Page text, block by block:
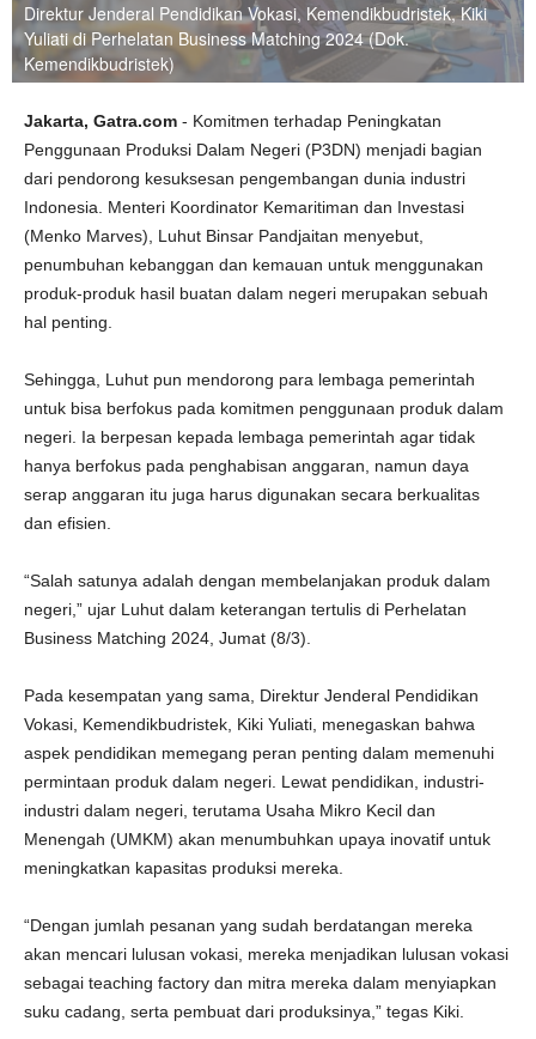
Direktur Jenderal Pendidikan Vokasi, Kemendikbudristek, Kiki
Yuliati di Perhelatan Business Matching 2024 (Dok.
Kemendikbudristek)
Jakarta, Gatra.com - Komitmen terhadap Peningkatan
Penggunaan Produksi Dalam Negeri (P3DN) menjadi bagian
dari pendorong kesuksesan pengembangan dunia industri
Indonesia. Menteri Koordinator Kemaritiman dan Investasi
(Menko Marves), Luhut Binsar Pandjaitan menyebut,
penumbuhan kebanggan dan kemauan untuk menggunakan
produk-produk hasil buatan dalam negeri merupakan sebuah
hal penting.
Sehingga, Luhut pun mendorong para lembaga pemerintah
untuk bisa berfokus pada komitmen penggunaan produk dalam
negeri. Ia berpesan kepada lembaga pemerintah agar tidak
hanya berfokus pada penghabisan anggaran, namun daya
serap anggaran itu juga harus digunakan secara berkualitas
dan efisien.
“Salah satunya adalah dengan membelanjakan produk dalam
negeri,” ujar Luhut dalam keterangan tertulis di Perhelatan
Business Matching 2024, Jumat (8/3).
Pada kesempatan yang sama, Direktur Jenderal Pendidikan
Vokasi, Kemendikbudristek, Kiki Yuliati, menegaskan bahwa
aspek pendidikan memegang peran penting dalam memenuhi
permintaan produk dalam negeri. Lewat pendidikan, industri-
industri dalam negeri, terutama Usaha Mikro Kecil dan
Menengah (UMKM) akan menumbuhkan upaya inovatif untuk
meningkatkan kapasitas produksi mereka.
“Dengan jumlah pesanan yang sudah berdatangan mereka
akan mencari lulusan vokasi, mereka menjadikan lulusan vokasi
sebagai teaching factory dan mitra mereka dalam menyiapkan
suku cadang, serta pembuat dari produksinya,” tegas Kiki.